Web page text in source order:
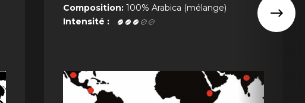
Composition: 100% Arabica (mélange)
Intensité :